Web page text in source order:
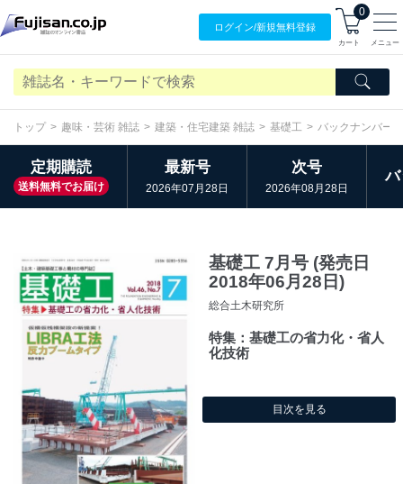
ログイン/新規無料登録
0
カート メニュー
トップ 趣味・芸術 雑誌 建築・住宅建築 雑誌 基礎工 バックナンバー
定期購読
送料無料でお届け
最新号
2026年07月28日
次号
2026年08月28日
基礎工 7月号 (発売日
2018年06月28日)
総合土木研究所
特集：基礎工の省力化・省人
化技術
目次を見る